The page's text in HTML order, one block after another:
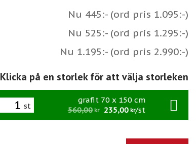
Nu 445:- (ord pris 1.095:-)
Nu 525:- (ord pris 1.295:-)
Nu 1.195:- (ord pris 2.990:-)
Klicka på en storlek för att välja storleken
st
grafit 70 x 150 cm
560,00 kr 235,00 kr/st